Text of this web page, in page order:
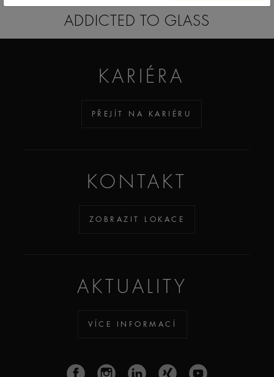
ADDICTED TO GLASS
KARIÉRA
PŘEJÍT NA KARIÉRU
KONTAKT
ZOBRAZIT LOKACE
AKTUALITY
VÍCE INFORMACÍ